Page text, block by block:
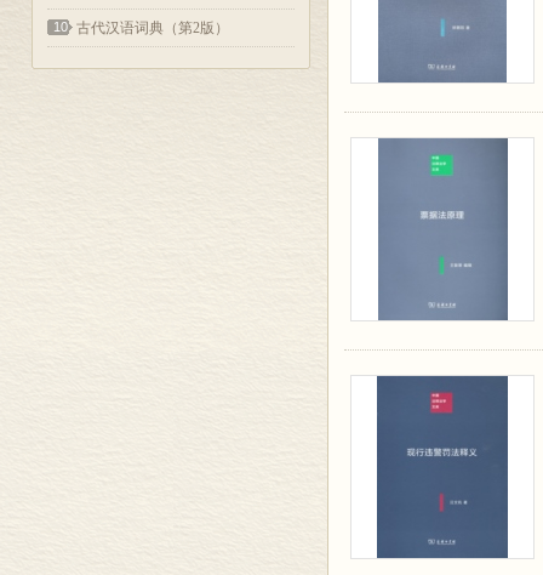
10 古代汉语词典（第2版）